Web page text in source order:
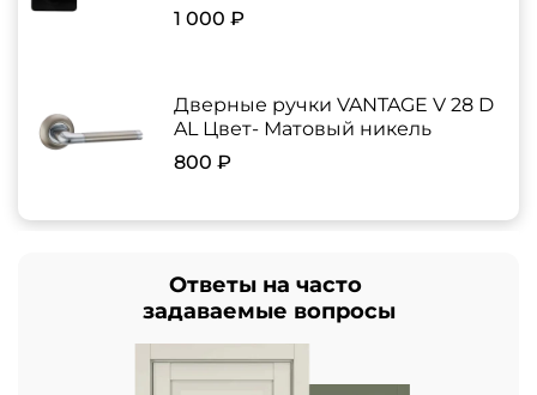
1 000 ₽
Дверные ручки VANTAGE V 28 D
AL Цвет- Матовый никель
800 ₽
Ответы на часто
задаваемые вопросы